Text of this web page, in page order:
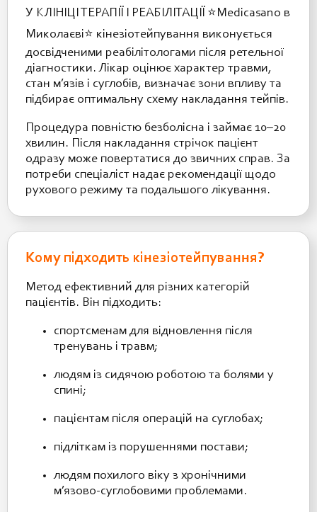
У КЛІНІЦІ ТЕРАПІЇ І РЕАБІЛІТАЦІЇ ⭐️Medicasano в
Миколаєві⭐️ кінезіотейпування виконується
досвідченими реабілітологами після ретельної
діагностики. Лікар оцінює характер травми,
стан м’язів і суглобів, визначає зони впливу та
підбирає оптимальну схему накладання тейпів.
Процедура повністю безболісна і займає 10–20
хвилин. Після накладання стрічок пацієнт
одразу може повертатися до звичних справ. За
потреби спеціаліст надає рекомендації щодо
рухового режиму та подальшого лікування.
Кому підходить кінезіотейпування?
Метод ефективний для різних категорій
пацієнтів. Він підходить:
спортсменам для відновлення після
тренувань і травм;
людям із сидячою роботою та болями у
спині;
пацієнтам після операцій на суглобах;
підліткам із порушеннями постави;
людям похилого віку з хронічними
м’язово-суглобовими проблемами.